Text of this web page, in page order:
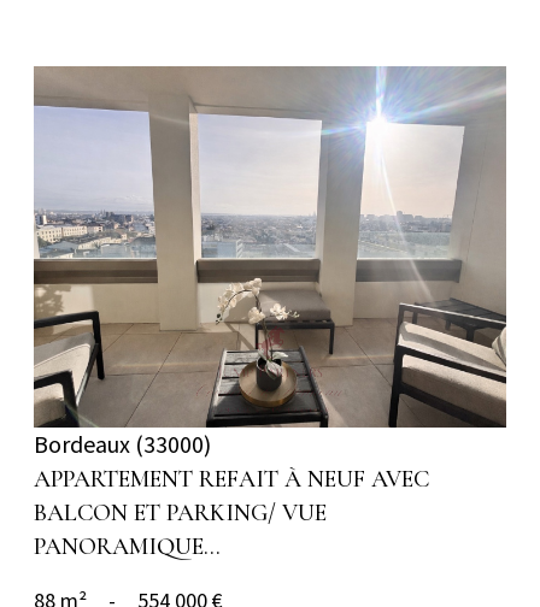
voir le bien
Bordeaux (33000)
APPARTEMENT REFAIT À NEUF AVEC
BALCON ET PARKING/ VUE
PANORAMIQUE...
88 m² - 554 000 €